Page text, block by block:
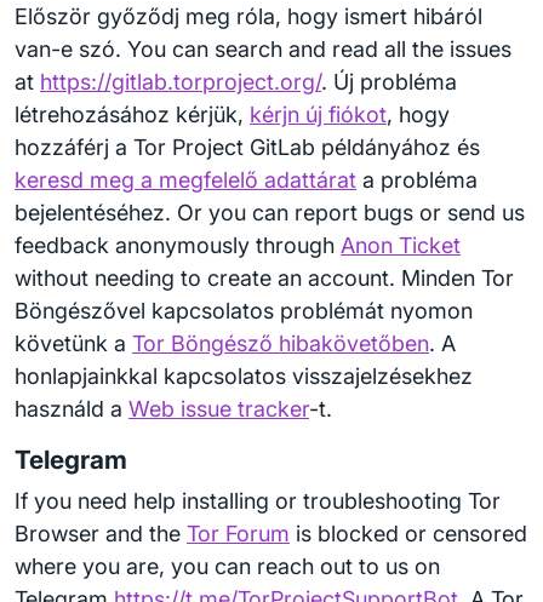
Először győződj meg róla, hogy ismert hibáról
van-e szó. You can search and read all the issues
at https://gitlab.torproject.org/. Új probléma
létrehozásához kérjük, kérjn új fiókot, hogy
hozzáférj a Tor Project GitLab példányához és
keresd meg a megfelelő adattárat a probléma
bejelentéséhez. Or you can report bugs or send us
feedback anonymously through Anon Ticket
without needing to create an account. Minden Tor
Böngészővel kapcsolatos problémát nyomon
követünk a Tor Böngésző hibakövetőben. A
honlapjainkkal kapcsolatos visszajelzésekhez
használd a Web issue tracker-t.
Telegram
If you need help installing or troubleshooting Tor
Browser and the Tor Forum is blocked or censored
where you are, you can reach out to us on